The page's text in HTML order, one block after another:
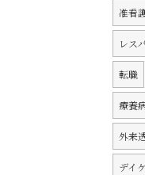
准看
レス
転職
療養
外来
デイ